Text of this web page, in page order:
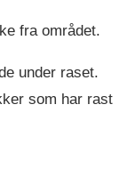
fra området.
under raset.
som har rast